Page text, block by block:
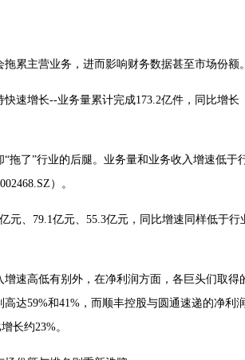
累主营业务，进而影响财务数据甚至市场份额。
速增长--业务量累计完成173.2亿件，同比增长
拖了”行业的后腿。业务量和业务收入增速低于
）。
元、79.1亿元、55.3亿元，同比增速同样低于行
速高低有别外，在净利润方面，各巨头们取得
达59%和41%，而顺丰控股与圆通速递的净利润
长约23%。